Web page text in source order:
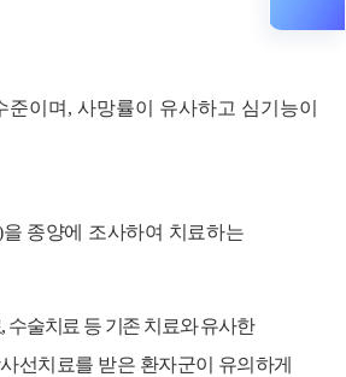
준이며 , 사망률이 유사하고 심기능이
을 종양에 조사하여 치료하는
, 수술치료 등 기존 치료와 유사한
선치료를 받은 환자군이 유의하게